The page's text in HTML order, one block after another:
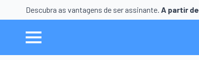
Descubra as vantagens de ser assinante. A partir